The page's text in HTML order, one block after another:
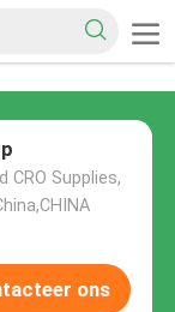
CRO Supplies,
ons